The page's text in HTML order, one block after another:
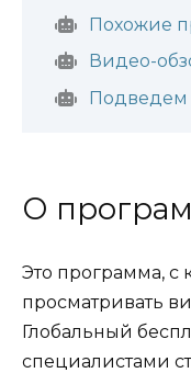
Похожие
Видео-
Подведем
О
Это программа,
просматривать
Глобальный
специалистами